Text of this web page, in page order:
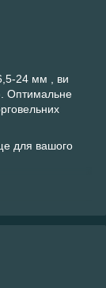
24 мм , ви
Оптимальне
для вашого